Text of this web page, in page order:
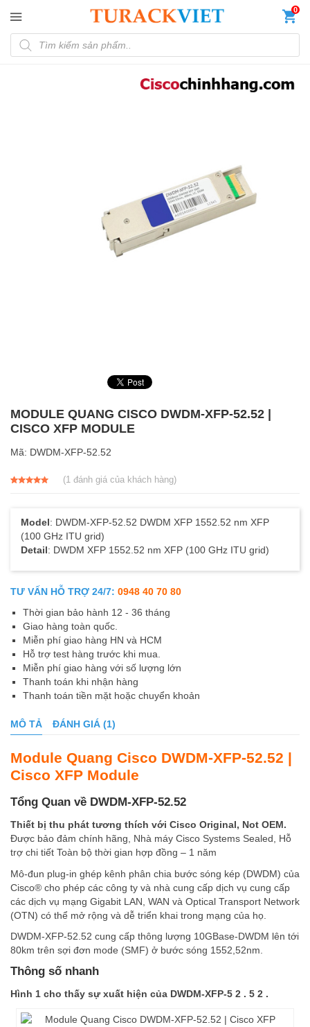
0
Tìm kiếm sản phẩm
MODULE QUANG CISCO DWDM-XFP-52.52 |
CISCO XFP MODULE
Mã: DWDM-XFP-52.52
(1đánh giá của khách hàng)
Model: DWDM-XFP-52.52 DWDM XFP 1552.52 nm XFP
(100 GHz ITU grid)
Detail: DWDM XFP 1552.52 nm XFP (100 GHz ITU grid)
TƯ VẤN HỖ TRỢ 24/7: 0948 40 70 80
Thời gian bảo hành 12 - 36 tháng
Giao hàng toàn quốc.
Miễn phí giao hàng HN và HCM
Hỗ trợ test hàng trước khi mua.
Miễn phí giao hàng với số lượng lớn
Thanh toán khi nhận hàng
Thanh toán tiền mặt hoặc chuyển khoản
MÔ TẢ ĐÁNH GIÁ (1)
Module Quang Cisco DWDM-XFP-52.52 |
Cisco XFP Module
Tổng Quan về DWDM-XFP-52.52
Thiết bị thu phát tương thích với Cisco Original, Not OEM.
Được bảo đảm chính hãng, Nhà máy Cisco Systems Sealed, Hỗ
trợ chi tiết Toàn bộ thời gian hợp đồng – 1 năm
Mô-đun plug-in ghép kênh phân chia bước sóng kép (DWDM) của
Cisco® cho phép các công ty và nhà cung cấp dịch vụ cung cấp
các dịch vụ mạng Gigabit LAN, WAN và Optical Transport Network
(OTN) có thể mở rộng và dễ triển khai trong mạng của họ.
DWDM-XFP-52.52 cung cấp thông lượng 10GBase-DWDM lên tới
80km trên sợi đơn mode (SMF) ở bước sóng 1552,52nm.
Thông số nhanh
Hình 1 cho thấy sự xuất hiện của DWDM-XFP-5 2 . 5 2 .